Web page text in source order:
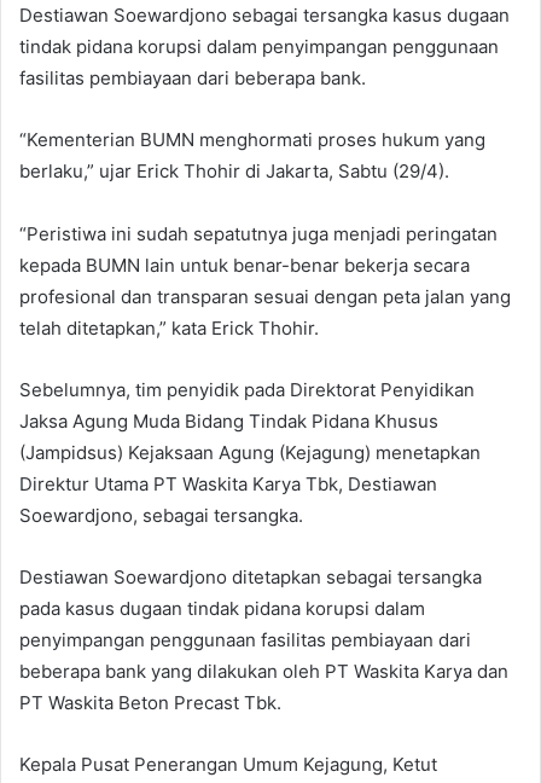
Destiawan Soewardjono sebagai tersangka kasus dugaan
tindak pidana korupsi dalam penyimpangan penggunaan
fasilitas pembiayaan dari beberapa bank.
“Kementerian BUMN menghormati proses hukum yang
berlaku,” ujar Erick Thohir di Jakarta, Sabtu (29/4).
“Peristiwa ini sudah sepatutnya juga menjadi peringatan
kepada BUMN lain untuk benar-benar bekerja secara
profesional dan transparan sesuai dengan peta jalan yang
telah ditetapkan,” kata Erick Thohir.
Sebelumnya, tim penyidik pada Direktorat Penyidikan
Jaksa Agung Muda Bidang Tindak Pidana Khusus
(Jampidsus) Kejaksaan Agung (Kejagung) menetapkan
Direktur Utama PT Waskita Karya Tbk, Destiawan
Soewardjono, sebagai tersangka.
Destiawan Soewardjono ditetapkan sebagai tersangka
pada kasus dugaan tindak pidana korupsi dalam
penyimpangan penggunaan fasilitas pembiayaan dari
beberapa bank yang dilakukan oleh PT Waskita Karya dan
PT Waskita Beton Precast Tbk.
Kepala Pusat Penerangan Umum Kejagung, Ketut